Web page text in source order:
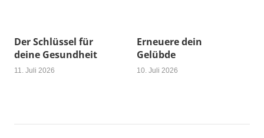
Der Schlüssel für
deine Gesundheit
11. Juli 2026
Erneuere dein
Gelübde
10. Juli 2026